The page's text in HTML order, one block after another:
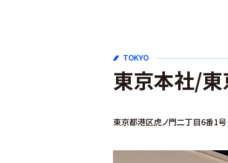
TOKYO
東京本社/
東京都港区虎ノ門二丁目6番1号